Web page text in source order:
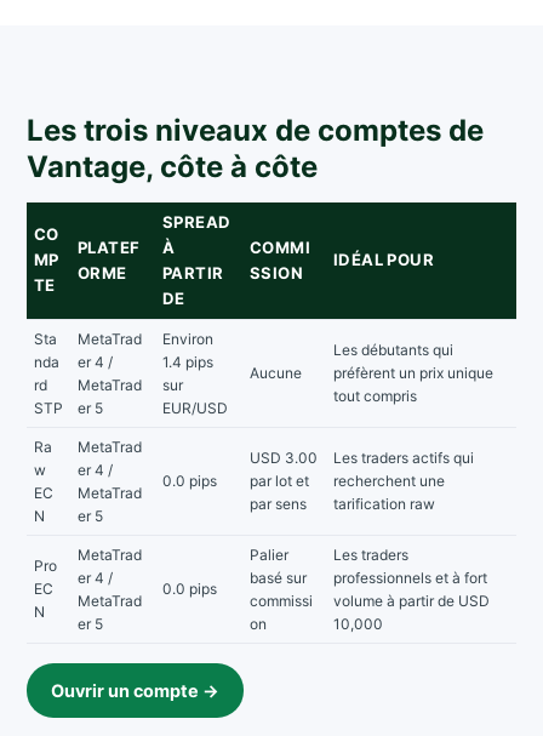
Les trois niveaux de comptes de
Vantage, côte à côte
CO
MP
TE
PLATEF
ORME
SPREAD
À
PARTIR
DE
COMMI
SSION
IDÉAL POUR
Sta
nda
rd
STP
MetaTrad
er 4 /
MetaTrad
er 5
Environ
1.4 pips
sur
EUR/USD
Aucune
Les débutants qui
préfèrent un prix unique
tout compris
Ra
w
EC
N
MetaTrad
er 4 /
MetaTrad
er 5
0.0 pips
USD 3.00
par lot et
par sens
Les traders actifs qui
recherchent une
tarification raw
Pro
EC
N
MetaTrad
er 4 /
MetaTrad
er 5
0.0 pips
Palier
basé sur
commissi
on
Les traders
professionnels et à fort
volume à partir de USD
10,000
Ouvrir un compte →